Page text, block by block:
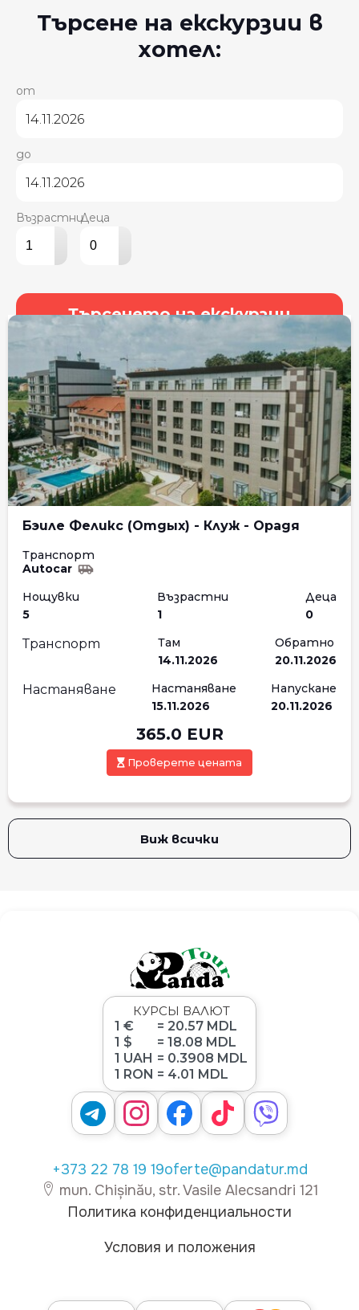
Търсене на екскурзии в
хотел:
от
до
ВъзрастниДеца
Търсенето на екскурзии
Бэиле Феликс (Отдых) - Клуж - Орадя
Транспорт
Autocar
Нощувки
5
Възрастни
1
Деца
0
Транспорт
Там
14.11.2026
Обратно
20.11.2026
Настаняване
Настаняване
15.11.2026
Напускане
20.11.2026
365.0 EUR
Проверете цената
Виж всички
КУРСЫ ВАЛЮТ
1 €
= 20.57 MDL
1 $
= 18.08 MDL
1 UAH = 0.3908 MDL
1 RON = 4.01 MDL
+373 22 78 19 19oferte@pandatur.md
mun. Chișinău, str. Vasile Alecsandri 121
Политика конфиденциальности
Условия и положения